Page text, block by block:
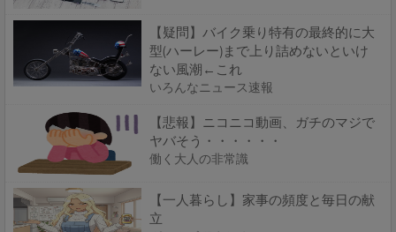
【疑問】バイク乗り特有の最終的に大
型(ハーレー)まで上り詰めないといけ
ない風潮←これ
いろんなニュース速報
【悲報】ニコニコ動画、ガチのマジで
ヤバそう・・・・・・
働く大人の非常識
【一人暮らし】家事の頻度と毎日の献
立